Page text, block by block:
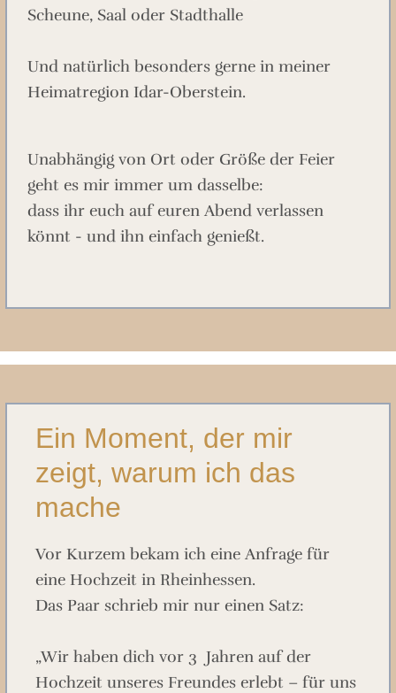
Scheune, Saal oder Stadthalle
Und natürlich besonders gerne in meiner
Heimatregion Idar-Oberstein.
Unabhängig von Ort oder Größe der Feier
geht es mir immer um dasselbe:
dass ihr euch auf euren Abend verlassen
könnt - und ihn einfach genießt.
Ein Moment, der mir
zeigt, warum ich das
mache
Vor Kurzem bekam ich eine Anfrage für
eine Hochzeit in Rheinhessen.
Das Paar schrieb mir nur einen Satz:
„Wir haben dich vor 3 Jahren auf der
Hochzeit unseres Freundes erlebt – für uns